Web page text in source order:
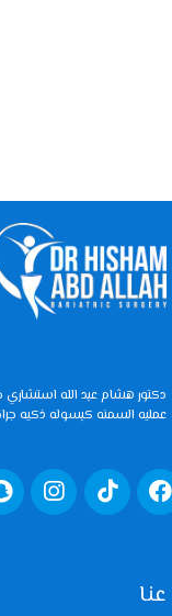
دكتور هشام عبد الله استشاري
عمليه السمنه كبسوله ذكيه
عنا